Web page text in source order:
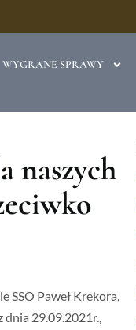
WYGRANE SPRAWY
naszych
SSO Paweł Krekora,
dnia 29.09.2021r.,